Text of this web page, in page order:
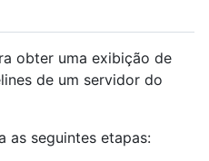
obter uma exibição de
de um servidor do
as seguintes etapas: